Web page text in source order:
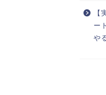
【
ー
や